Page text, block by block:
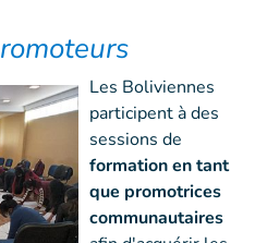
Les Boliviennes
participent à des
sessions de
formation en tant
que promotrices
communautaires